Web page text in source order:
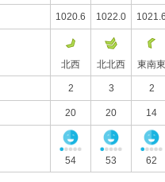
1020.6 1022.0
北西 北北西 東南東
2 3 2
20 20 14
54 53 62